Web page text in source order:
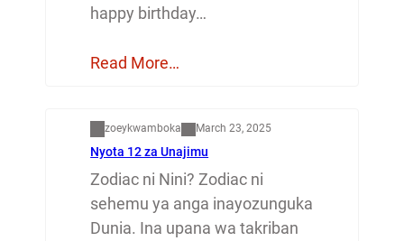
happy birthday…
Read More…
zoeykwamboka March 23, 2025
Nyota 12 za Unajimu
Zodiac ni Nini? Zodiac ni
sehemu ya anga inayozunguka
Dunia. Ina upana wa takriban